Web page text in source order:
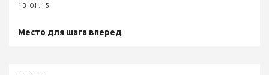
13.01.15
Место для шага вперед